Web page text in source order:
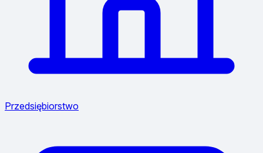
Przedsiębiorstwo